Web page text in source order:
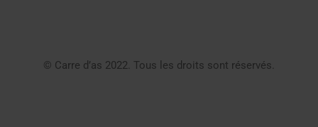
© Carre d’as 2022. Tous les droits sont réservés.